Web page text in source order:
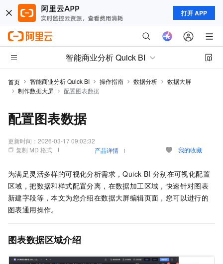
打开 APP
智能商业分析 Quick BI
首页 智能商业分析 Quick BI 操作指南 数据分析
数据大屏
制作数据大屏
配置图表数据
配置图表数据
更新时间： 2026-03-17 09:02:32
复制 MD 格式
产品详情 我的收藏
为满足灵活多样的可视化分析需求，Quick BI 分别在可视化配置
区域，把数据和样式配置分离，在数据加工区域，快速针对图表
新建字段等，本文为您介绍在数据大屏编辑页面，您可以进行的
图表通用操作。
图表数据区域介绍